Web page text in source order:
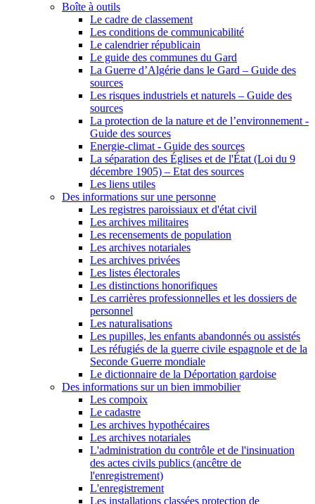
Boîte à outils
Le cadre de classement
Les conditions de communicabilité
Le calendrier républicain
Le guide des communes du Gard
La Guerre d’Algérie dans le Gard – Guide des
sources
Les risques industriels et naturels – Guide des
sources
La protection de la nature et de l’environnement -
Guide des sources
Energie-climat - Guide des sources
La séparation des Églises et de l'État (Loi du 9
décembre 1905) – Etat des sources
Les liens utiles
Des informations sur une personne
Les registres paroissiaux et d'état civil
Les archives militaires
Les recensements de population
Les archives notariales
Les archives privées
Les listes électorales
Les distinctions honorifiques
Les carrières professionnelles et les dossiers de
personnel
Les naturalisations
Les pupilles, les enfants abandonnés ou assistés
Les réfugiés de la guerre civile espagnole et de la
Seconde Guerre mondiale
Le dictionnaire de la Déportation gardoise
Des informations sur un bien immobilier
Les compoix
Le cadastre
Les archives hypothécaires
Les archives notariales
L'administration du contrôle et de l'insinuation
des actes civils publics (ancêtre de
l'enregistrement)
L'enregistrement
Les installations classées protection de